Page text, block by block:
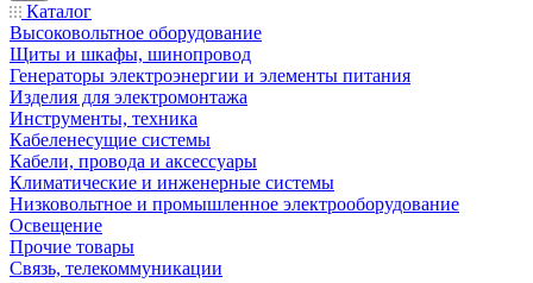
Каталог
Высоковольтное оборудование
Щиты и шкафы, шинопровод
Генераторы электроэнергии и элементы питания
Изделия для электромонтажа
Инструменты, техника
Кабеленесущие системы
Кабели, провода и аксессуары
Климатические и инженерные системы
Низковольтное и промышленное электрооборудование
Освещение
Прочие товары
Связь, телекоммуникации